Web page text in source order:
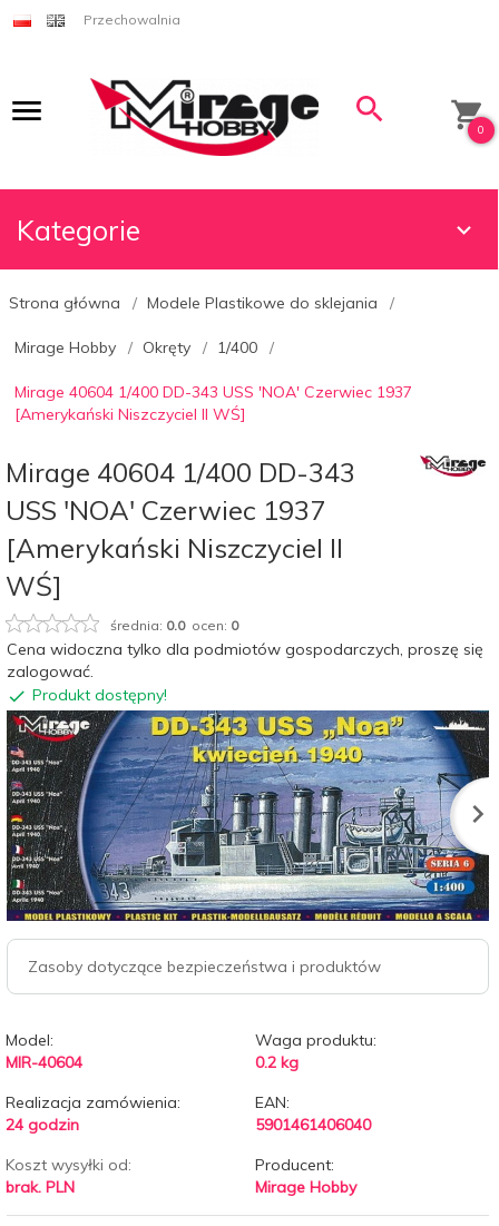
Przechowalnia
0
Kategorie
Strona główna Modele Plastikowe do sklejania
Mirage Hobby Okręty 1/400
Mirage 40604 1/400 DD-343 USS 'NOA' Czerwiec 1937
[Amerykański Niszczyciel II WŚ]
Mirage 40604 1/400 DD-343
USS 'NOA' Czerwiec 1937
[Amerykański Niszczyciel II
WŚ]
średnia: 0.0ocen: 0
Cena widoczna tylko dla podmiotów gospodarczych, proszę się
zalogować.
Produkt dostępny!
Zasoby dotyczące bezpieczeństwa i produktów
Model:
MIR-40604
Waga produktu:
0.2 kg
Realizacja zamówienia:
24 godzin
EAN:
5901461406040
Koszt wysyłki od:
brak. PLN
Producent:
Mirage Hobby